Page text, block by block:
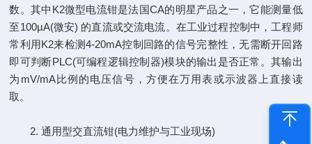
数。其中K2微型电流钳是法国CA的明星产品之一，它能测量低
至100µA(微安) 的直流或交流电流。在工业过程控制中，工程师
常利用K2来检测4-20mA控制回路的信号完整性，无需断开回路
即可判断PLC(可编程逻辑控制器)模块的输出是否正常。其输出
为mV/mA比例的电压信号，方便在万用表或示波器上直接读
取。
2. 通用型交直流钳(电力维护与工业现场)